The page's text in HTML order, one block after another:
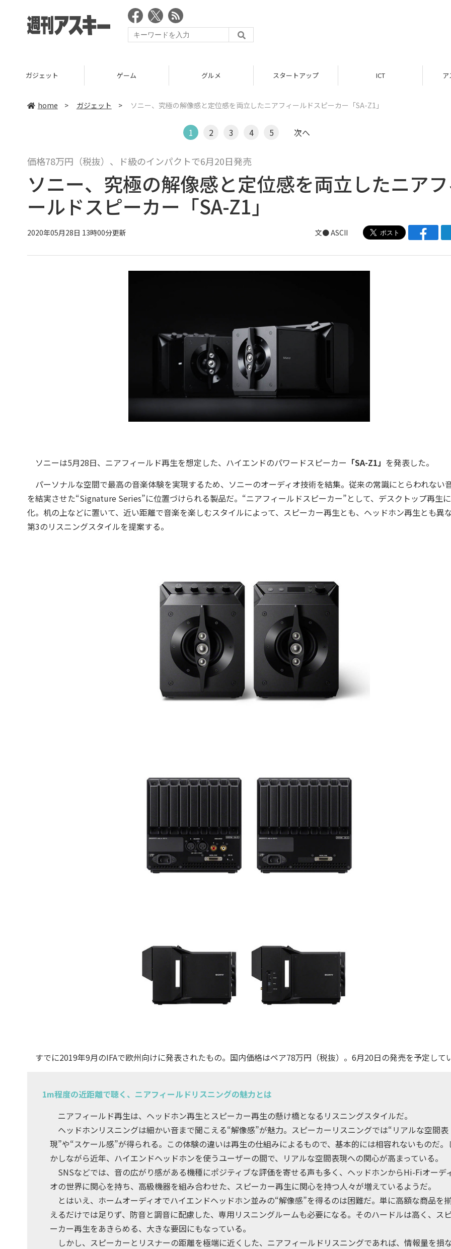
ガジェット ゲーム グルメ スタートアップ ICT ア
home > ガジェット > ソニー、究極の解像感と定位感を両立したニアフィールドスピーカー「SA-Z1」
1 2 3 4 5 次へ
価格78万円（税抜）、ド級のインパクトで6月20日発売
ソニー、究極の解像感と定位感を両立したニア
ールドスピーカー「SA-Z1」
2020年05月28日 13時00分更新 文● ASCII
ソニーは5月28日、ニアフィールド再生を想定した、ハイエンドのパワードスピーカー 「SA-Z1」 を発表した。
パーソナルな空間で最高の音楽体験を実現するため、ソニーのオーディオ技術を結集。従来の常識にとらわれない
を結実させた“Signature Series”に位置づけられる製品だ。“ニアフィールドスピーカー”として、デスクトップ再生
化。机の上などに置いて、近い距離で音楽を楽しむスタイルによって、スピーカー再生とも、ヘッドホン再生とも異
第3のリスニングスタイルを提案する。
すでに2019年9月のIFAで欧州向けに発表されたもの。国内価格はペア78万円（税抜）。6月20日の発売を予定して
1m程度の近距離で聴く、ニアフィールドリスニングの魅力とは
ニアフィールド再生は、ヘッドホン再生とスピーカー再生の懸け橋となるリスニングスタイルだ。
ヘッドホンリスニングは細かい音まで聞こえる“解像感”が魅力。スピーカーリスニングでは“リアルな空間表
現”や“スケール感”が得られる。この体験の違いは再生の仕組みによるもので、基本的には相容れないものだ。
かしながら近年、ハイエンドヘッドホンを使うユーザーの間で、リアルな空間表現への関心が高まっている。
SNSなどでは、音の広がり感がある機種にポジティブな評価を寄せる声も多く、ヘッドホンからHi-Fiオーデ
オの世界に関心を持ち、高級機器を組み合わせた、スピーカー再生に関心を持つ人々が増えているようだ。
とはいえ、ホームオーディオでハイエンドヘッドホン並みの“解像感”を得るのは困難だ。単に高額な商品を
えるだけでは足りず、防音と調音に配慮した、専用リスニングルームも必要になる。そのハードルは高く、ス
ーカー再生をあきらめる、大きな要因にもなっている。
しかし、スピーカーとリスナーの距離を極端に近くした、ニアフィールドリスニングであれば、情報量を損